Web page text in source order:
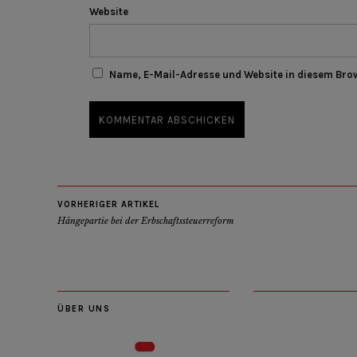
Website
Name, E-Mail-Adresse und Website in diesem
VORHERIGER ARTIKEL
Hängepartie bei der Erbschaftssteuerreform
ÜBER UNS